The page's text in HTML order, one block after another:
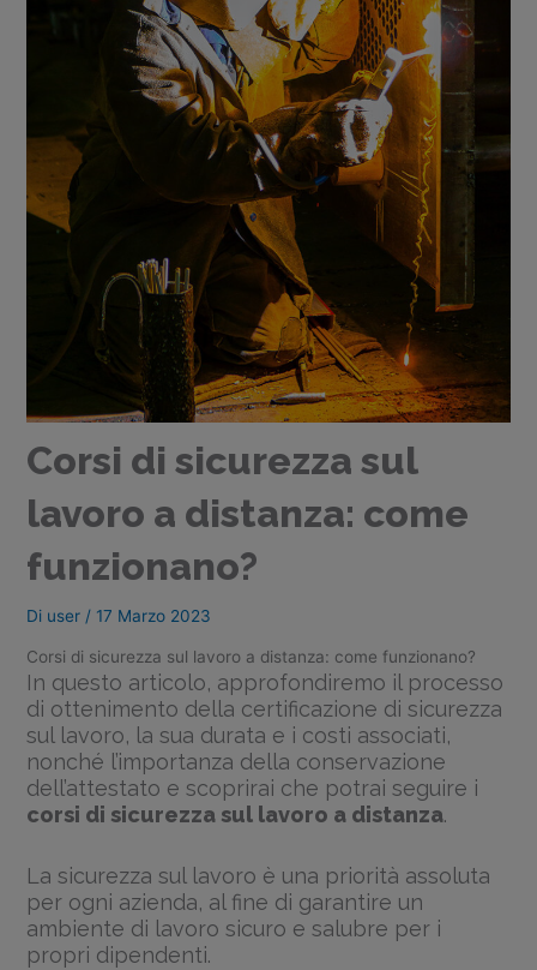
Corsi di sicurezza sul
lavoro a distanza: come
funzionano?
Di user / 17 Marzo 2023
Corsi di sicurezza sul lavoro a distanza: come funzionano?
In questo articolo, approfondiremo il processo
di ottenimento della certificazione di sicurezza
sul lavoro, la sua durata e i costi associati,
nonché l’importanza della conservazione
dell’attestato e scoprirai che potrai seguire i
corsi di sicurezza sul lavoro a distanza.
La sicurezza sul lavoro è una priorità assoluta
per ogni azienda, al fine di garantire un
ambiente di lavoro sicuro e salubre per i
propri dipendenti.